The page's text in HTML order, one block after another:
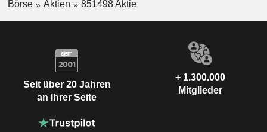
Börse Aktien 851498 Aktie
Seit über 20 Jahren
an Ihrer Seite
+ 1.300.000
Mitglieder